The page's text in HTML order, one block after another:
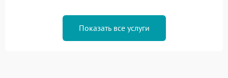
Показать все услуги